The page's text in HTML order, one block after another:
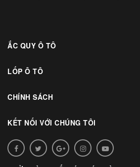
ẮC QUY Ô TÔ
LỐP Ô TÔ
CHÍNH SÁCH
KẾT NỐI VỚI CHÚNG TÔI